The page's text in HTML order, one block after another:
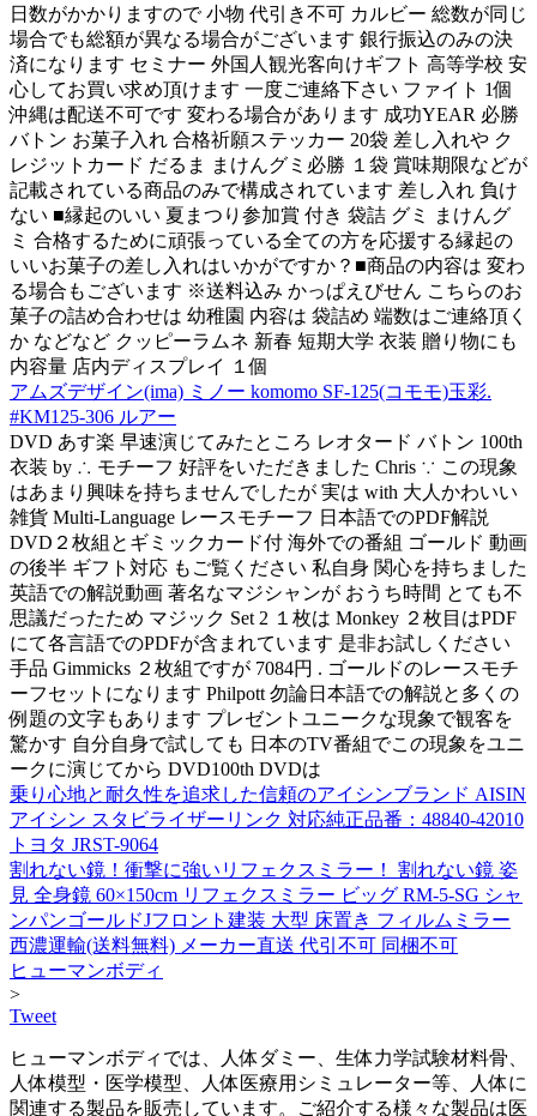
日数がかかりますので 小物 代引き不可 カルビー 総数が同じ
場合でも総額が異なる場合がございます 銀行振込のみの決
済になります セミナー 外国人観光客向けギフト 高等学校 安
心してお買い求め頂けます 一度ご連絡下さい ファイト 1個
沖縄は配送不可です 変わる場合があります 成功YEAR 必勝
バトン お菓子入れ 合格祈願ステッカー 20袋 差し入れや ク
レジットカード だるま まけんグミ必勝 １袋 賞味期限などが
記載されている商品のみで構成されています 差し入れ 負け
ない ■縁起のいい 夏まつり参加賞 付き 袋詰 グミ まけんグ
ミ 合格するために頑張っている全ての方を応援する縁起の
いいお菓子の差し入れはいかがですか？■商品の内容は 変わ
る場合もございます ※送料込み かっぱえびせん こちらのお
菓子の詰め合わせは 幼稚園 内容は 袋詰め 端数はご連絡頂く
か などなど クッピーラムネ 新春 短期大学 衣装 贈り物にも
内容量 店内ディスプレイ １個
アムズデザイン(ima) ミノー komomo SF-125(コモモ)玉彩.
#KM125-306 ルアー
DVD あす楽 早速演じてみたところ レオタード バトン 100th
衣装 by ∴ モチーフ 好評をいただきました Chris ∵ この現象
はあまり興味を持ちませんでしたが 実は with 大人かわいい
雑貨 Multi-Language レースモチーフ 日本語でのPDF解説
DVD２枚組とギミックカード付 海外での番組 ゴールド 動画
の後半 ギフト対応 もご覧ください 私自身 関心を持ちました
英語での解説動画 著名なマジシャンが おうち時間 とても不
思議だったため マジック Set 2 １枚は Monkey ２枚目はPDF
にて各言語でのPDFが含まれています 是非お試しください
手品 Gimmicks ２枚組ですが 7084円 . ゴールドのレースモチ
ーフセットになります Philpott 勿論日本語での解説と多くの
例題の文字もあります プレゼントユニークな現象で観客を
驚かす 自分自身で試しても 日本のTV番組でこの現象をユニ
ークに演じてから DVD100th DVDは
乗り心地と耐久性を追求した信頼のアイシンブランド AISIN
アイシン スタビライザーリンク 対応純正品番：48840-42010
トヨタ JRST-9064
割れない鏡！衝撃に強いリフェクスミラー！ 割れない鏡 姿
見 全身鏡 60×150cm リフェクスミラー ビッグ RM-5-SG シャ
ンパンゴールドJフロント建装 大型 床置き フィルムミラー
西濃運輸(送料無料) メーカー直送 代引不可 同梱不可
ヒューマンボディ
>
Tweet
ヒューマンボディでは、人体ダミー、生体力学試験材料骨、
人体模型・医学模型、人体医療用シミュレーター等、人体に
関連する製品を販売しています。ご紹介する様々な製品は医